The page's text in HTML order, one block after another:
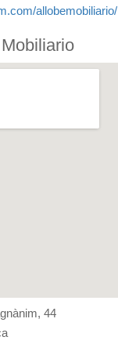
allobemobiliario/
44